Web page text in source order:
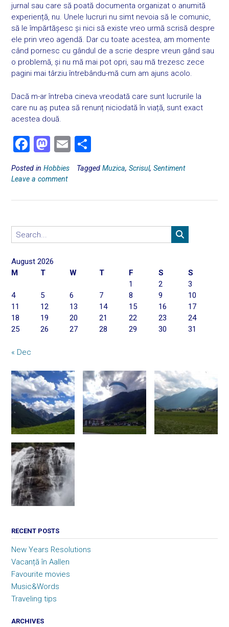
jurnal sau care să poată documenta organizat o anumită
experiență, nu. Unele lucruri nu simt nevoia să le comunic,
să le împărtășesc și nici să existe vreo urmă scrisă despre
ele prin vreo agendă. Dar cu toate acestea, am momente
când pornesc cu gândul de a scrie despre vreun gând sau
o problemă, și nu mă mai pot opri, sau mă trezesc zece
pagini mai târziu întrebându-mă cum am ajuns acolo.
Dacă m-ar întreba cineva vreodată care sunt lucrurile la
care nu aș putea să renunț niciodată în viață, sunt exact
acestea două.
F
a
ce
ok
M
a
st
o
n
E
m
ai
h
ar
Posted in Hobbies Tagged Muzica, Scrisul, Sentiment
Leave a comment
August 2026
M
T W T F S
S
1
2
3
4
5 6 7 8 9
10
11
12 13 14 15 16
17
18
19 20 21 22 23
24
25
26 27 28 29 30 31
« Dec
RECENT POSTS
New Years Resolutions
Vacanță în Aallen
Favourite movies
Music&Words
Traveling tips
ARCHIVES